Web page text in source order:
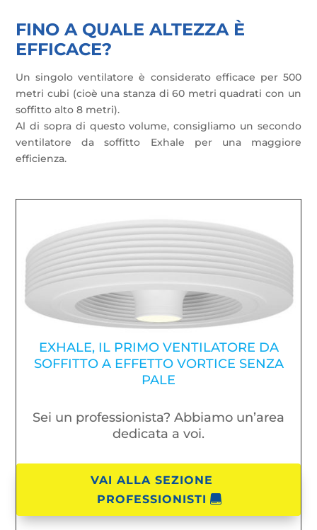
FINO A QUALE ALTEZZA È
EFFICACE?
Un singolo ventilatore è considerato efficace per 500
metri cubi (cioè una stanza di 60 metri quadrati con un
soffitto alto 8 metri).
Al di sopra di questo volume, consigliamo un secondo
ventilatore da soffitto Exhale per una maggiore
efficienza.
EXHALE, IL PRIMO VENTILATORE DA
SOFFITTO A EFFETTO VORTICE SENZA
PALE
Sei un professionista? Abbiamo un’area
dedicata a voi.
VAI ALLA SEZIONE
PROFESSIONISTI